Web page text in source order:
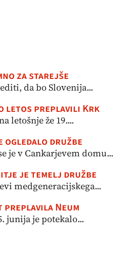
za starejše
da bo Slovenija...
letos preplavili Krk
letošnje že 19....
ogledalo družbe
je v Cankarjevem domu...
je temelj družbe
medgeneracijskega...
Neum
junija je potekalo...